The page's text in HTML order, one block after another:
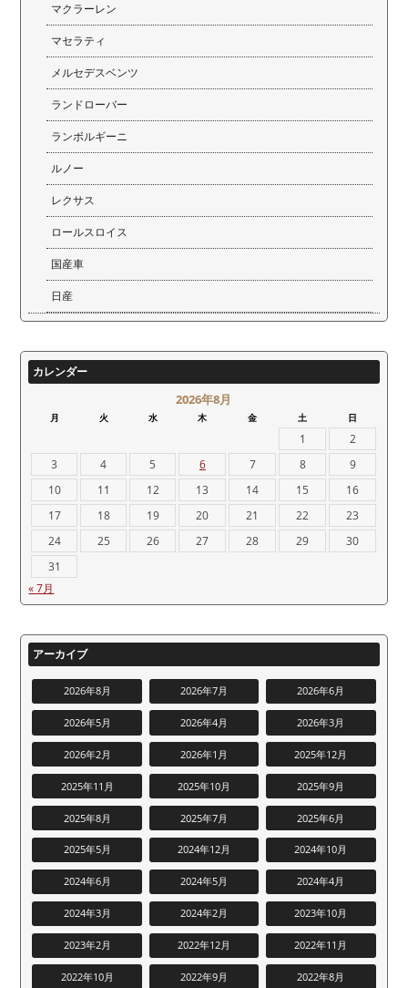
マクラーレン
マセラティ
メルセデスベンツ
ランドローバー
ランボルギーニ
ルノー
レクサス
ロールスロイス
国産車
日産
カレンダー
2026年8月
月 火 水 木 金 土 日
1
2
3
4 5 6 7 8
9
10
11 12 13 14 15
16
17
18 19 20 21 22
23
24
25 26 27 28 29
30
31
« 7月
アーカイブ
2026年8月 2026年7月 2026年6月
2026年5月 2026年4月 2026年3月
2026年2月 2026年1月 2025年12月
2025年11月 2025年10月 2025年9月
2025年8月 2025年7月 2025年6月
2025年5月 2024年12月 2024年10月
2024年6月 2024年5月 2024年4月
2024年3月 2024年2月 2023年10月
2023年2月 2022年12月 2022年11月
2022年10月 2022年9月 2022年8月